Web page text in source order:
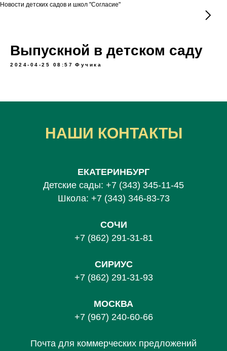
Новости детских садов и школ "Согласие"
Выпускной в детском саду
2024-04-25 08:57 Фучика
НАШИ КОНТАКТЫ
ЕКАТЕРИНБУРГ
Детские сады: +7 (343) 345-11-45
Школа: +7 (343) 346-83-73
СОЧИ
+7 (862) 291-31-81
СИРИУС
+7 (862) 291-31-93
МОСКВА
+7 (967) 240-60-66
Почта для коммерческих предложений